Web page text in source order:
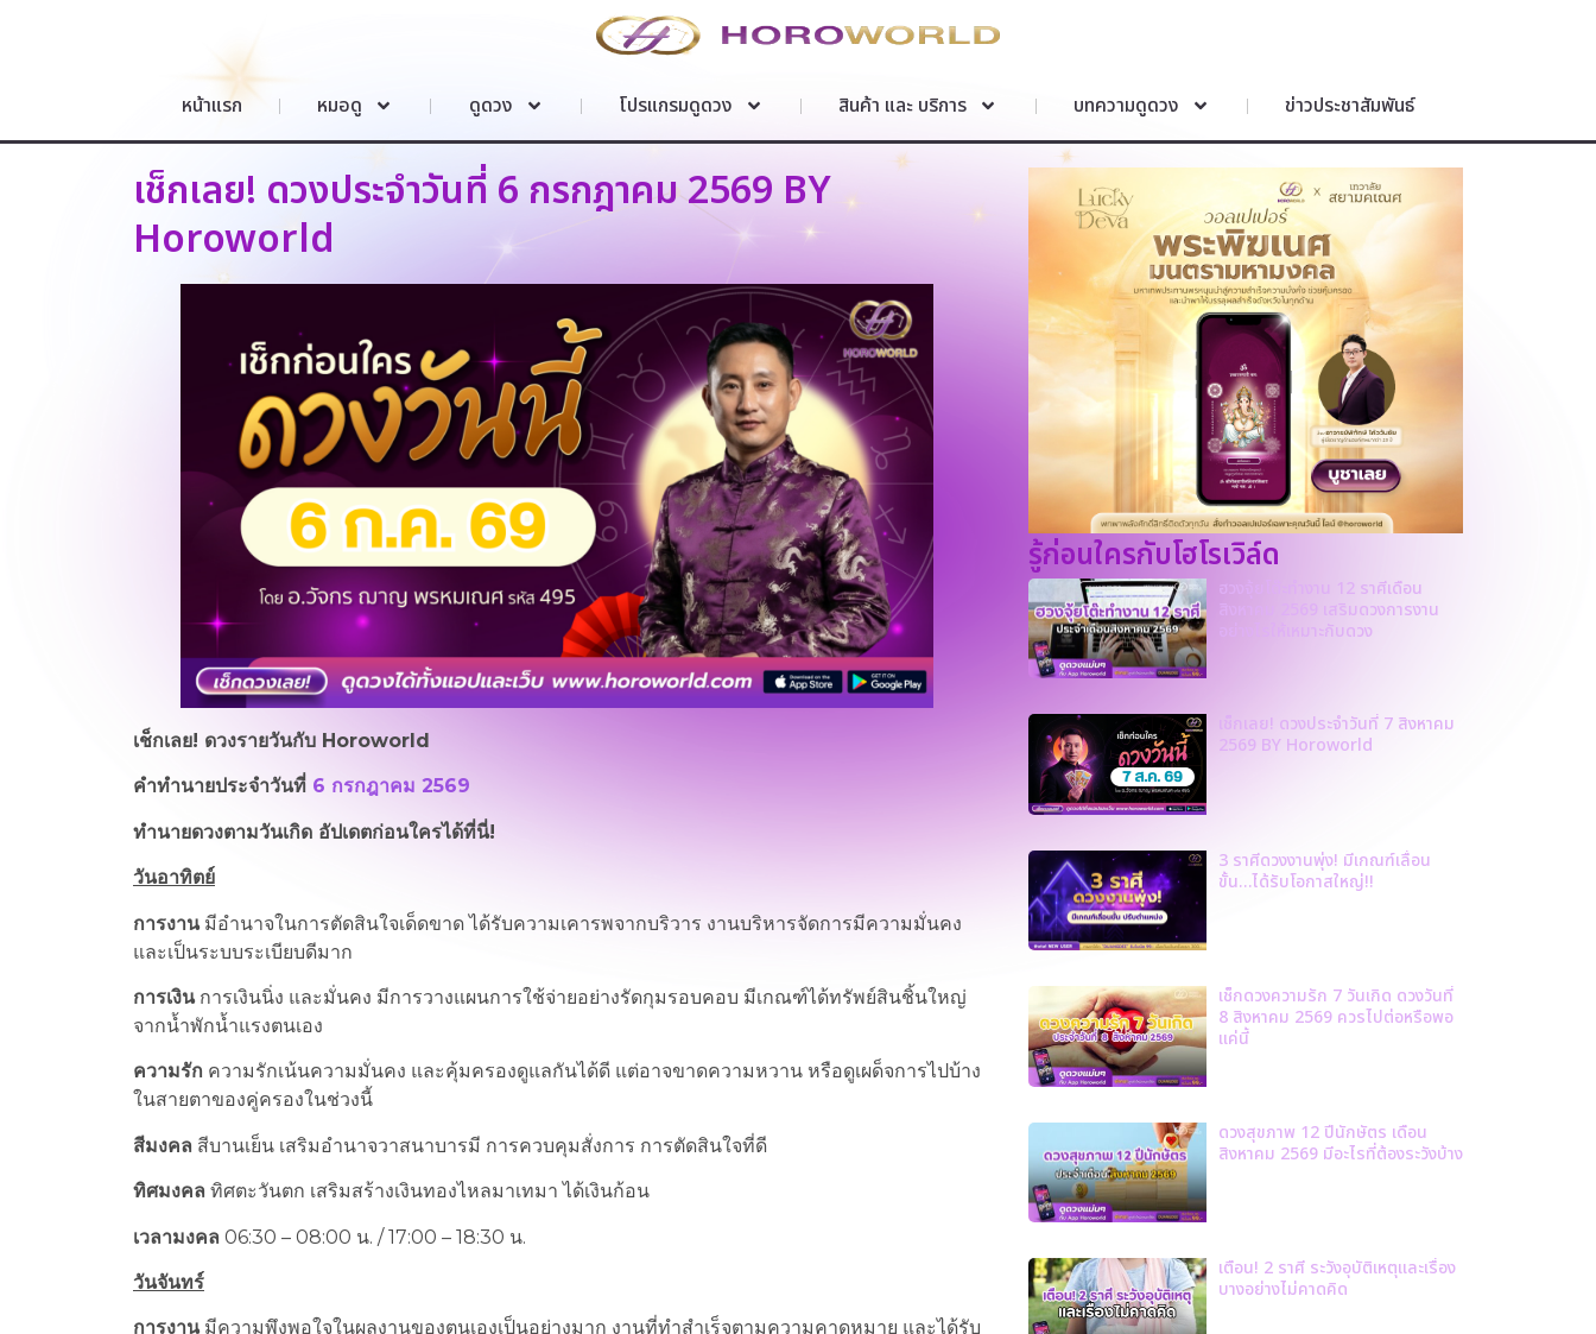
หน้าแรก หมอดู ดูดวง โปรแกรมดูดวง สินค้า และ บริการ บทความดูดวง ข่าวประชาสัมพันธ์
เช็กเลย! ดวงประจำวันที่ 6 กรกฎาคม 2569 BY
Horoworld
เช็กเลย! ดวงรายวันกับ Horoworld
คำทำนายประจำวันที่ 6 กรกฎาคม 2569
ทำนายดวงตามวันเกิด อัปเดตก่อนใครได้ที่นี่!
วันอาทิตย์
การงานมีอำนาจในการตัดสินใจเด็ดขาด ได้รับความเคารพจากบริวาร งานบริหารจัดการมีความมั่นคง
และเป็นระบบระเบียบดีมาก
การเงินการเงินนิ่ง และมั่นคง มีการวางแผนการใช้จ่ายอย่างรัดกุมรอบคอบ มีเกณฑ์ได้ทรัพย์สินชิ้นใหญ่
จากน้ำพักน้ำแรงตนเอง
ความรัก ความรักเน้นความมั่นคง และคุ้มครองดูแลกันได้ดี แต่อาจขาดความหวาน หรือดูเผด็จการไปบ้าง
ในสายตาของคู่ครองในช่วงนี้
สีมงคล สีบานเย็น เสริมอำนาจวาสนาบารมี การควบคุมสั่งการ การตัดสินใจที่ดี
ทิศมงคล ทิศตะวันตก เสริมสร้างเงินทองไหลมาเทมา ได้เงินก้อน
เวลามงคล 06:30 – 08:00 น. / 17:00 – 18:30 น.
วันจันทร์
การงานมีความพึงพอใจในผลงานของตนเองเป็นอย่างมาก งานที่ทำสำเร็จตามความคาดหมาย และได้รับ
รู้ก่อนใครกับโฮโรเวิล์ด
ฮวงจุ้ยโต๊ะทำงาน 12 ราศีเดือน
สิงหาคม 2569 เสริมดวงการงาน
อย่างไรให้เหมาะกับดวง
เช็กเลย! ดวงประจำวันที่ 7 สิงหาคม
2569 BY Horoworld
3 ราศีดวงงานพุ่ง! มีเกณฑ์เลื่อน
ขั้น…ได้รับโอกาสใหญ่!!
เช็กดวงความรัก 7 วันเกิด ดวงวันที่
8 สิงหาคม 2569 ควรไปต่อหรือพอ
แค่นี้
ดวงสุขภาพ 12 ปีนักษัตร เดือน
สิงหาคม 2569 มีอะไรที่ต้องระวังบ้าง
เตือน! 2 ราศี ระวังอุบัติเหตุและเรื่อง
บางอย่างไม่คาดคิด